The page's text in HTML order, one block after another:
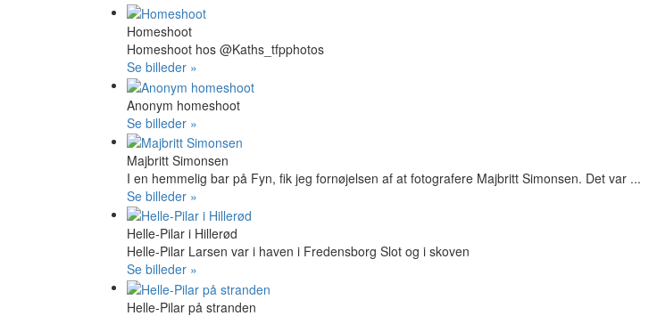
Homeshoot
Homeshoot hos @Kaths_tfpphotos
Se billeder »
Anonym homeshoot
Se billeder »
Majbritt Simonsen
I en hemmelig bar på Fyn, fik jeg fornøjelsen af at fotografere Majbritt Simonsen. Det var ...
Se billeder »
Helle-Pilar i Hillerød
Helle-Pilar Larsen var i haven i Fredensborg Slot og i skoven
Se billeder »
Helle-Pilar på stranden